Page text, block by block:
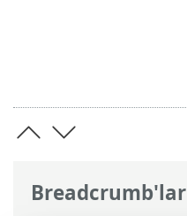
Breadcrumb'lar